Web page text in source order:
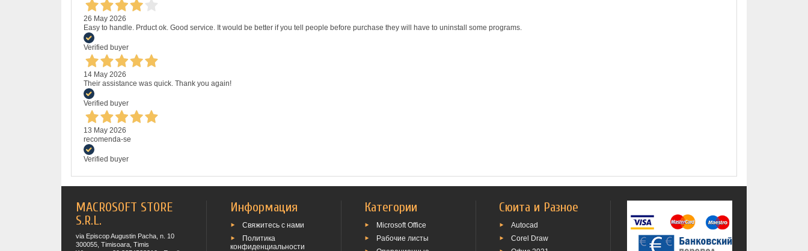
26 May 2026
Easy to handle. Prduct ok. Good service. It would be better if you tell people before purchase they will have to uninstall some programs.
Verified buyer
14 May 2026
Their assistance was quick. Thank you again!
Verified buyer
13 May 2026
recomenda-se
Verified buyer
MACROSOFT STORE
S.R.L.
via Episcop Augustin Pacha, n. 10
300055, Timisoara, Timis
Информация
Свяжитесь с нами
Политика
конфиденциальности
Категории
Microsoft Office
Рабочие листы
Сюита и Разное
Autocad
Corel Draw